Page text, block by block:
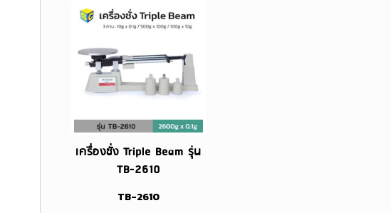
เครื่องชั่ง Triple Beam รุ่น
TB-2610
TB-2610